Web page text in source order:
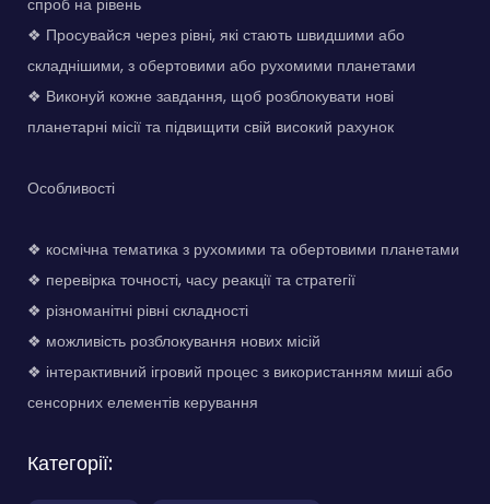
❖ Просувайся через рівні, які стають швидшими або
складнішими, з обертовими або рухомими планетами
❖ Виконуй кожне завдання, щоб розблокувати нові
планетарні місії та підвищити свій високий рахунок
Особливості
❖ космічна тематика з рухомими та обертовими планетами
❖ перевірка точності, часу реакції та стратегії
❖ різноманітні рівні складності
❖ можливість розблокування нових місій
❖ інтерактивний ігровий процес з використанням миші або
сенсорних елементів керування
Категорії: